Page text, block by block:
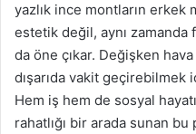
yazlık ince montların erkek
estetik değil, aynı
da öne çıkar. Değişken
dışarıda vakit
Hem iş hem de sosyal
rahatlığı bir arada sunan